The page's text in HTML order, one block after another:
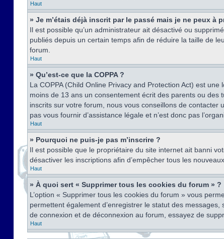
Haut
» Je m’étais déjà inscrit par le passé mais je ne peux à
Il est possible qu’un administrateur ait désactivé ou
publiés depuis un certain temps afin de réduire la taille de
forum.
Haut
» Qu’est-ce que la COPPA ?
La COPPA (Child Online Privacy and Protection Act) est
moins de 13 ans un consentement écrit des parents ou des
inscrits sur votre forum, nous vous conseillons de
pas vous fournir d’assistance légale et n’est donc pas
Haut
» Pourquoi ne puis-je pas m’inscrire ?
Il est possible que le propriétaire du site internet ait banni
désactiver les inscriptions afin d’empêcher tous les
Haut
» À quoi sert « Supprimer tous les cookies du forum » ?
L’option « Supprimer tous les cookies du forum » vous
permettent également d’enregistrer le statut des
de connexion et de déconnexion au forum, essayez de
Haut